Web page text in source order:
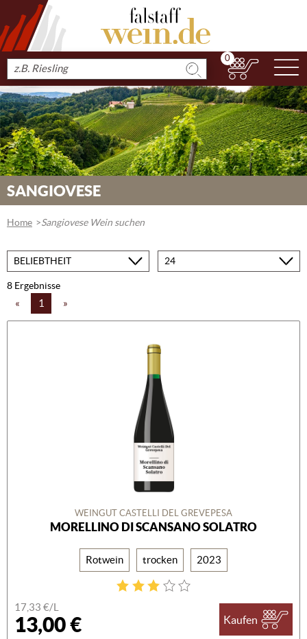
Produkt
suchen
0
SANGIOVESE
Home Sangiovese Wein suchen
Sortieren
Produkte
8 Ergebnisse
« 1 »
WEINGUT CASTELLI DEL GREVEPESA
MORELLINO DI SCANSANO SOLATRO
Rotwein trocken 2023
17,33 €/L
13,00 € Kaufen